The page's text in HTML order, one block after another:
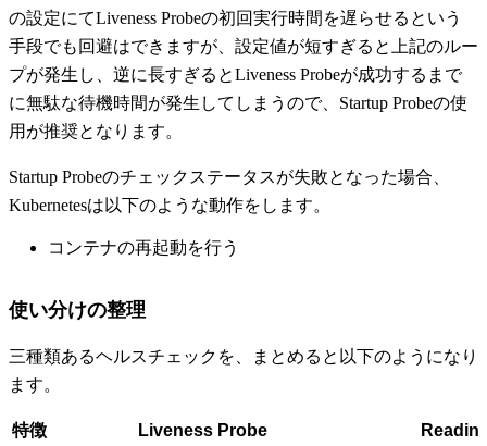
の設定にてLiveness Probeの初回実行時間を遅らせるという
手段でも回避はできますが、設定値が短すぎると上記のルー
プが発生し、逆に長すぎるとLiveness Probeが成功するまで
に無駄な待機時間が発生してしまうので、Startup Probeの使
用が推奨となります。
Startup Probeのチェックステータスが失敗となった場合、
Kubernetesは以下のような動作をします。
コンテナの再起動を行う
使い分けの整理
三種類あるヘルスチェックを、まとめると以下のようになり
ます。
特徴 Liveness Probe